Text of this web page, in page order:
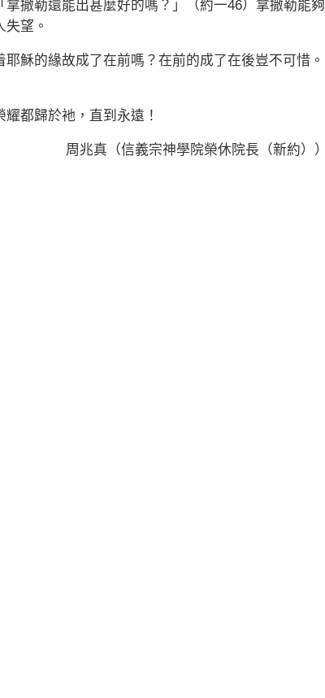
撒勒還能出甚麼好的嗎？」（約一46）拿撒勒能夠
望。
的緣故成了在前嗎？在前的成了在後豈不可惜。
都歸於衪，直到永遠！
周兆真（信義宗神學院榮休院長（新約））